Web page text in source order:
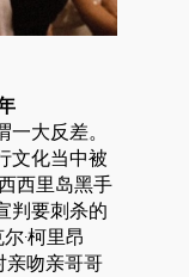
大反差。
文化当中被
西里岛黑手
判要刺杀的
·柯里昂
亲吻亲哥哥